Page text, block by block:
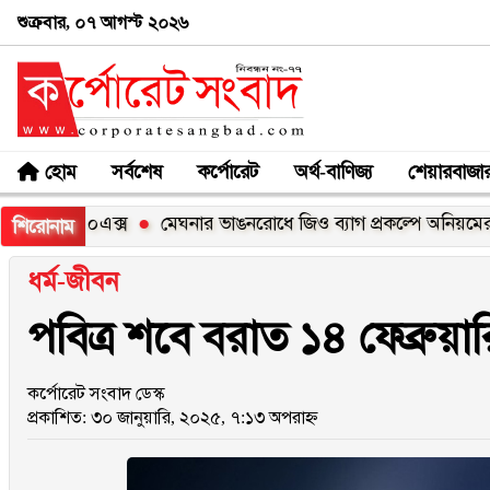
শুক্রবার, ০৭ আগস্ট ২০২৬
হোম সর্বশেষ কর্পোরেট অর্থ-বাণিজ্য
শিরোনাম মেঘনার ভাঙনরোধে জিও ব্যাগ প্রকল্পে অনিয়মের
ধর্ম-জীবন
পবিত্র শবে বরাত ১৪
কর্পোরেট সংবাদ ডেস্ক
প্রকাশিত: ৩০ জানুয়ারি, ২০২৫, ৭:১৩ অপরাহ্ন